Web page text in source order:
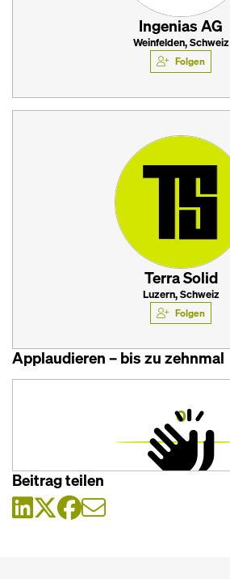
Ingenias AG
Weinfelden, Schweiz
Folgen
Terra Solid
Luzern, Schweiz
Folgen
Applaudieren – bis zu zehnmal
0
Beitrag teilen